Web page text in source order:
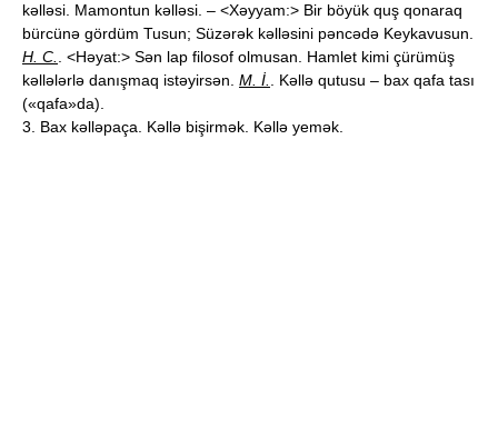
kəlləsi. Mamontun kəlləsi. – <Xəyyam:> Bir böyük quş qonaraq
bürcünə gördüm Tusun; Süzərək kəlləsini pəncədə Keykavusun.
H. C.
. <Həyat:> Sən lap filosof olmusan. Hamlet kimi çürümüş
kəllələrlə danışmaq istəyirsən. M. İ.
. Kəllə qutusu – bax qafa tası
(«qafa»da).
3. Bax kəlləpaça. Kəllə bişirmək. Kəllə yemək.